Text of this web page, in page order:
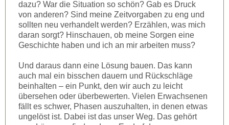
dazu? War die Situation so schön? Gab es Druck
von anderen? Sind meine Zeitvorgaben zu eng und
sollten neu verhandelt werden? Erzählen, was mich
daran sorgt? Hinschauen, ob meine Sorgen eine
Geschichte haben und ich an mir arbeiten muss?
Und daraus dann eine Lösung bauen. Das kann
auch mal ein bisschen dauern und Rückschläge
beinhalten – ein Punkt, den wir auch zu leicht
übersehen oder überbewerten. Vielen Erwachsenen
fällt es schwer, Phasen auszuhalten, in denen etwas
ungelöst ist. Dabei ist das unser Weg. Das gehört